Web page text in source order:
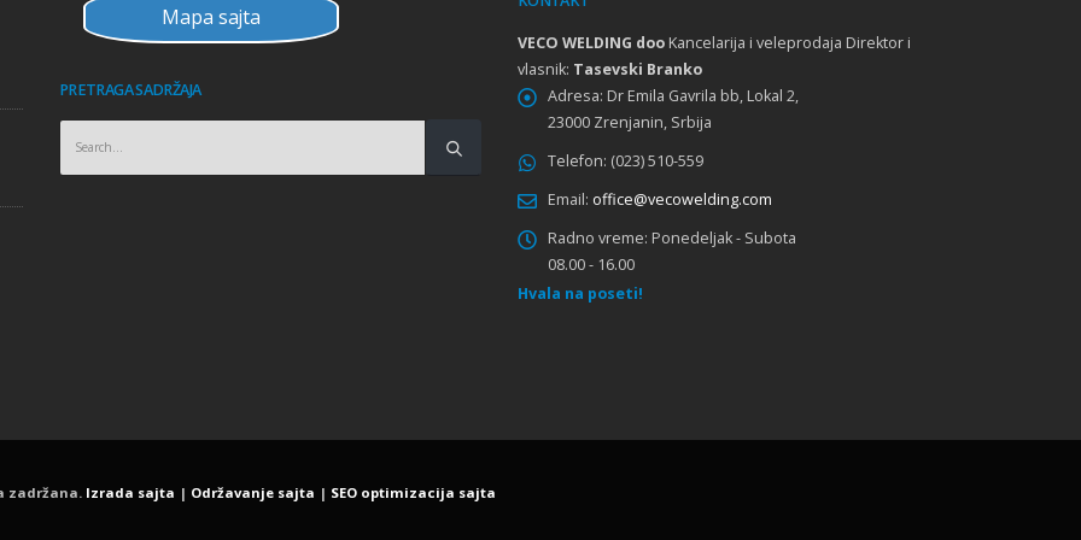
Obuka INTERWELD Mađarska Obuka CASTOLIN Švajcarska
Obuka COOPERHEAT Engleska
Poseta INTERWELD Mađarska 02.2010
Mapa sajta
PRETRAGA SADRŽAJA
VECO WELDING doo Kancelarija i veleprodaja Direktor i
vlasnik: Tasevski Branko
Adresa: Dr Emila Gavrila bb, Lokal 2,
23000 Zrenjanin, Srbija
Telefon: (023) 510-559
Email: office@vecowelding.com
Radno vreme: Ponedeljak - Subota
08.00 - 16.00
Hvala na poseti!
zadržana. Izrada sajta | Održavanje sajta | SEO optimizacija sajta